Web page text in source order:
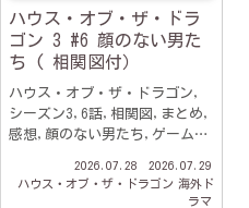
ハウス・オブ・ザ・ドラ
ゴン 3 #6 顔のない男た
ち ( 相関図付）
ハウス・オブ・ザ・ドラゴン,
シーズン3,6話,相関図,まとめ,
感想,顔のない男たち,ゲーム・
ドラマ海外ドラマ,U-NEXT,
2026.07.28
2026.07.29
ハウス・オブ・ザ・ドラゴン 海外ド
ラマ